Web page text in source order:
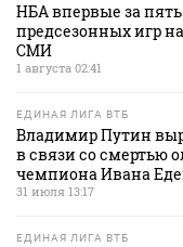
НБА впервые за
предсезонных игр
СМИ
1 августа 02:41
ЕДИНАЯ ЛИГА ВТБ
Владимир Путин
в связи со смертью
чемпиона Ивана
31 июля 13:17
ЕДИНАЯ ЛИГА ВТБ